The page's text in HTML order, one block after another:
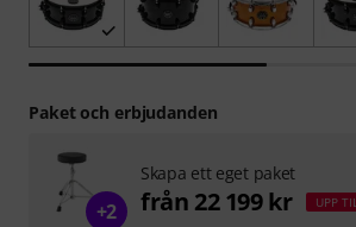
Paket och erbjudanden
+2
Skapa ett eget paket
från 22 199 kr UPP